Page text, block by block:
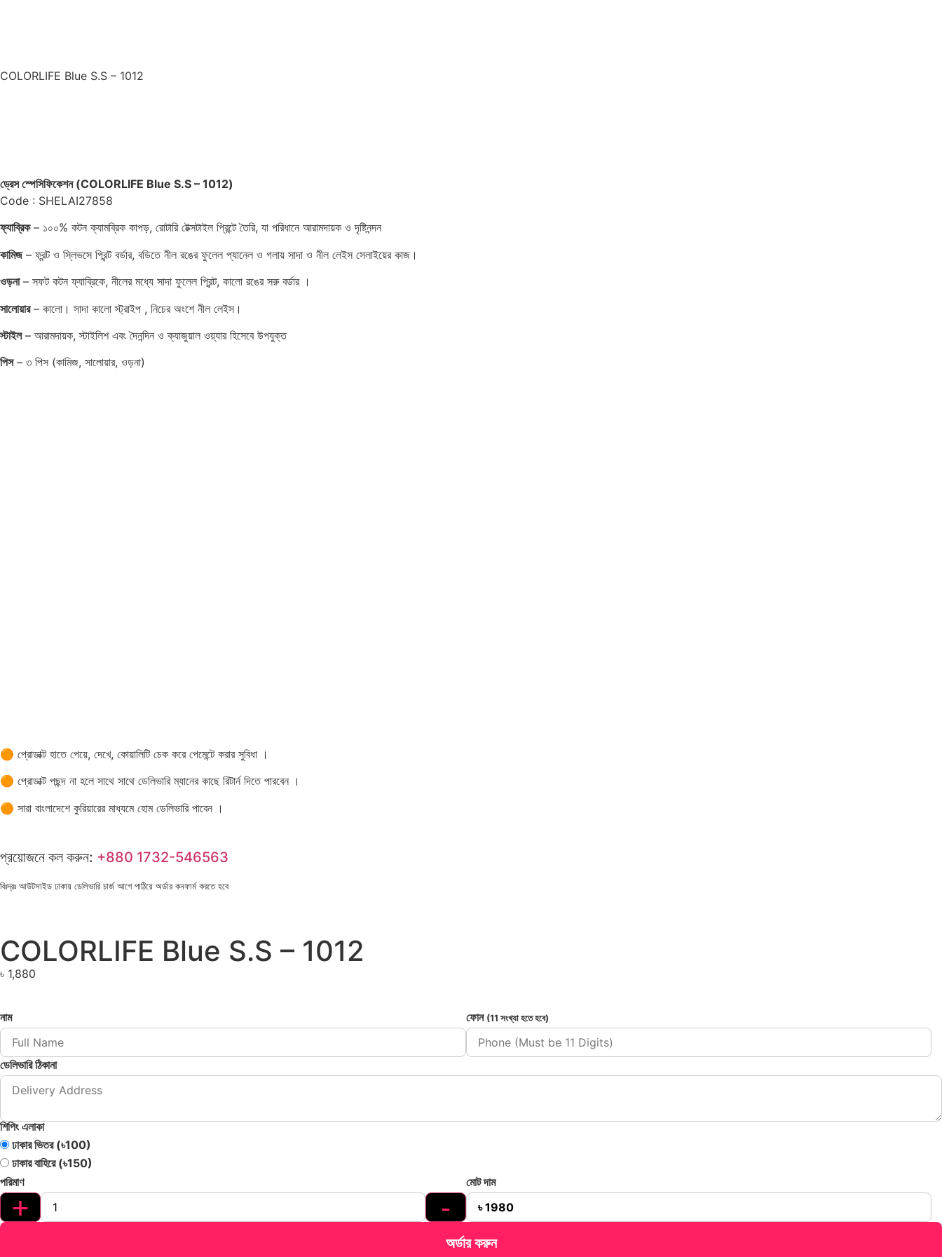
COLORLIFE Blue S.S – 1012
ড্রেস স্পেসিফিকেশন (COLORLIFE Blue S.S – 1012)
Code : SHELAI27858
ফ্যাব্রিক– ১০০% কটন ক্যামব্রিক কাপড়, রোটারি টেক্সটাইল প্রিন্টে তৈরি, যা পরিধানে আরামদায়ক ও দৃষ্টিনন্দন
কামিজ– ফ্রন্ট ও স্লিভসে প্রিন্ট বর্ডার, বডিতে নীল রঙের ফুলেল প্যানেল ও গলায় সাদা ও নীল লেইস সেলাইয়ের কাজ।
ওড়না– সফট কটন ফ্যাব্রিকে, নীলের মধ্যে সাদা ফুলেল প্রিন্ট, কালো রঙের সরু বর্ডার ।
সালোয়ার– কালো। সাদা কালো স্ট্রাইপ , নিচের অংশে নীল লেইস।
স্টাইল– আরামদায়ক, স্টাইলিশ এবং দৈনন্দিন ও ক্যাজুয়াল ওয়্যার হিসেবে উপযুক্ত
পিস– ৩ পিস (কামিজ, সালোয়ার, ওড়না)
🟠 প্রোডাক্ট হাতে পেয়ে, দেখে, কোয়ালিটি চেক করে পেমেন্টে করার সুবিধা ।
🟠 প্রোডাক্ট পছন্দ না হলে সাথে সাথে ডেলিভারি ম্যানের কাছে রিটার্ন দিতে পারবেন ।
🟠 সারা বাংলাদেশে কুরিয়ারের মাধ্যমে হোম ডেলিভারি পাবেন ।
প্রয়োজনে কল করুন: +880 1732-546563
বিঃদ্রঃ আউটসাইড ঢাকায় ডেলিভারি চার্জ আগে পাঠিয়ে অর্ডার কনফার্ম করতে হবে
COLORLIFE Blue S.S – 1012
৳ 1,880
নাম ফোন (11 সংখ্যা হতে হবে)
ডেলিভারি ঠিকানা
শিপিং এলাকা
ঢাকার ভিতর (৳100)
ঢাকার বাহিরে (৳150)
পরিমাণ
+ -
মোট দাম
অর্ডার করুন